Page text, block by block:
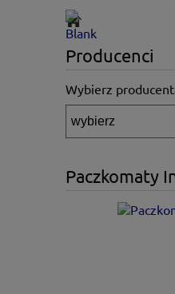
Producenci
Wybierz
Paczkomaty